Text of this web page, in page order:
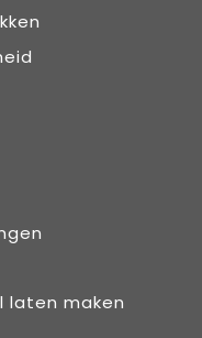
laten maken